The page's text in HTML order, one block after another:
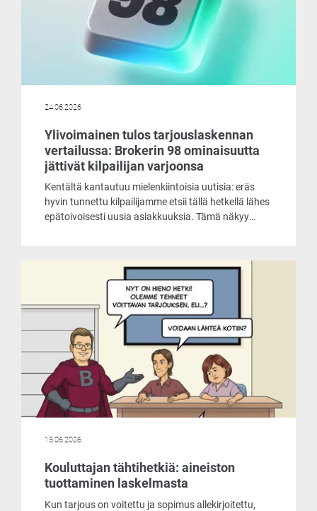
24.06.2026
Ylivoimainen tulos tarjouslaskennan
vertailussa: Brokerin 98 ominaisuutta
jättivät kilpailijan varjoonsa
Kentältä kantautuu mielenkiintoisia uutisia: eräs
hyvin tunnettu kilpailijamme etsii tällä hetkellä lähes
epätoivoisesti uusia asiakkuuksia. Tämä näkyy
ilmaisohjelma pitää sisällään.
15.06.2026
Kouluttajan tähtihetkiä: aineiston
tuottaminen laskelmasta
Kun tarjous on voitettu ja sopimus allekirjoitettu,